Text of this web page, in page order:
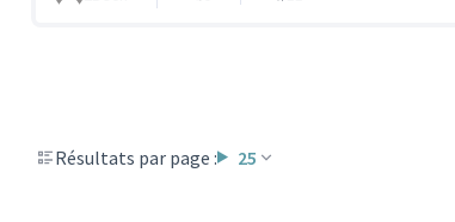
Résultats par page : 25